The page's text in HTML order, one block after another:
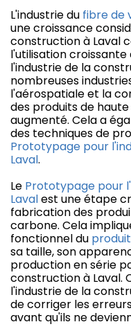
L'industrie du fibre de
une croissance
construction à Laval
l'utilisation
l'industrie de la
nombreuses
l'aérospatiale et la
des produits de
augmenté. Cela a
des techniques de
Prototypage pour
Laval.
Le Prototypage pour
Lavalest une étape
fabrication des
carbone. Cela
fonctionnel du produit
sa taille, son
production en série
construction à
l'industrie de la
de corriger les
avant qu'ils ne